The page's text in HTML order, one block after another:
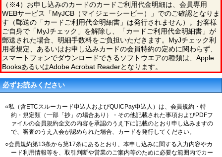
（※4）お申し込みのカードのカードご利用代金明細は、会員専用
WEBサービス「MyJCB（マイジェーシービー）」でのご確認となりま
す（郵送の「カードご利用代金明細書」は発行されません）。お客様
ご自身で「MyJチェック」を解除し、「カードご利用代金明細書」が
郵送された場合、明細手数料をご負担いただきます。MyJチェック利
用者規定、あるいはお申し込みカードの会員特約の定めに関わらず、
スマートフォンでダウンロードできるソフトウエアの種類は、Apple
BooksあるいはAdobe Acrobat Readerとなります。
必ずお読みください
○私（含ETCスルーカード申込人およびQUICPay申込人）は、会員規約・特
約・規定類（一部「抄」の場合あり）・その他記載された事項およびPDFフ
ァイルの会員規約全文の内容を承認のうえ下に記載のとおり申し込みますの
で、審査のうえ入会が認められた場合、カードを発行してください。
○会員規約第13条から第17条にあるとおり、本申し込みに関する入力内容やカ
ード利用情報等を、取引判断や営業のご案内等のために必要な範囲内でカー